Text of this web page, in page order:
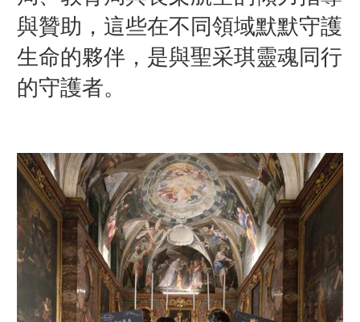
與贊助，這些在不同領域默默守護
生命的夥伴，是與聖采琪靈魂同行
的守護者。